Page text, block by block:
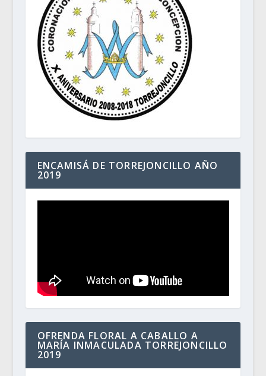
ENCAMISÁ DE TORREJONCILLO AÑO
2019
OFRENDA FLORAL A CABALLO A
MARÍA INMACULADA TORREJONCILLO
2019